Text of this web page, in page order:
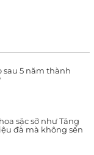
sau 5 năm thành
sặc sỡ như Tăng
đà mà không sến